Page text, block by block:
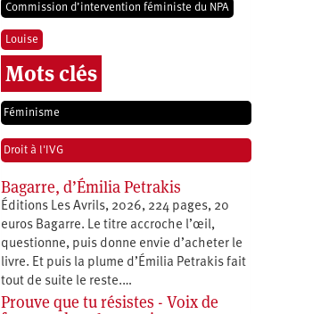
Commission d’intervention féministe du NPA
Louise
Mots clés
Féminisme
Droit à l'IVG
Bagarre, d’Émilia Petrakis
Éditions Les Avrils, 2026, 224 pages, 20
euros Bagarre. Le titre accroche l’œil,
questionne, puis donne envie d’acheter le
livre. Et puis la plume d’Émilia Petrakis fait
tout de suite le reste.…
Prouve que tu résistes - Voix de